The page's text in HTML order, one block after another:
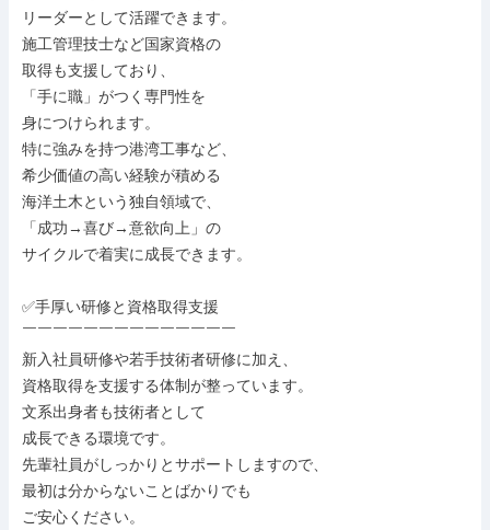
リーダーとして活躍できます。
施工管理技士など国家資格の
取得も支援しており、
「手に職」がつく専門性を
身につけられます。
特に強みを持つ港湾工事など、
希少価値の高い経験が積める
海洋土木という独自領域で、
「成功→喜び→意欲向上」の
サイクルで着実に成長できます。
✅手厚い研修と資格取得支援
￣￣￣￣￣￣￣￣￣￣￣￣￣￣
新入社員研修や若手技術者研修に加え、
資格取得を支援する体制が整っています。
文系出身者も技術者として
成長できる環境です。
先輩社員がしっかりとサポートしますので、
最初は分からないことばかりでも
ご安心ください。